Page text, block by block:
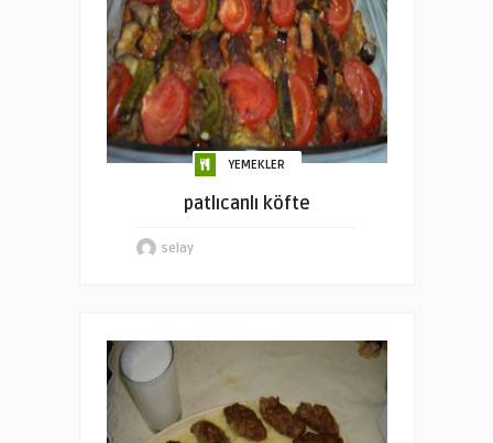
YEMEKLER
patlıcanlı köfte
selay